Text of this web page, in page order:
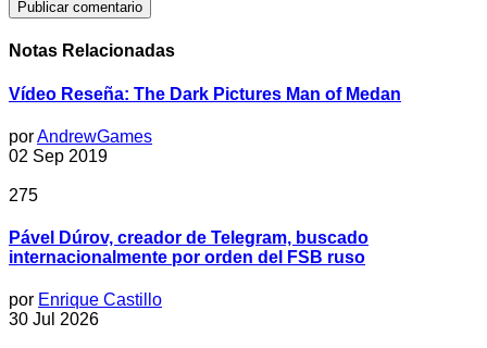
Notas Relacionadas
Vídeo Reseña: The Dark Pictures Man of Medan
porAndrewGames
02 Sep 2019
275
Pável Dúrov, creador de Telegram, buscado
internacionalmente por orden del FSB ruso
por Enrique Castillo
30 Jul 2026